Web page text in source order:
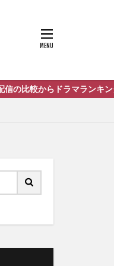
の紹介までをまとめたサイ